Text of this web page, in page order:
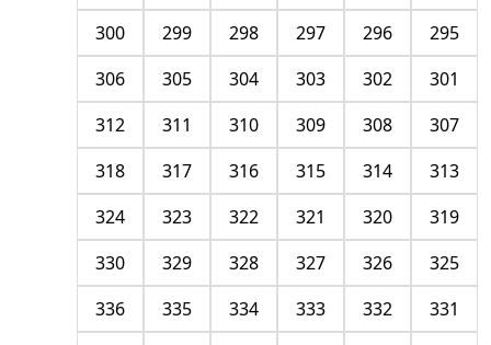
295
296
297
298
299
300
301
302
303
304
305
306
307
308
309
310
311
312
313
314
315
316
317
318
319
320
321
322
323
324
325
326
327
328
329
330
331
332
333
334
335
336